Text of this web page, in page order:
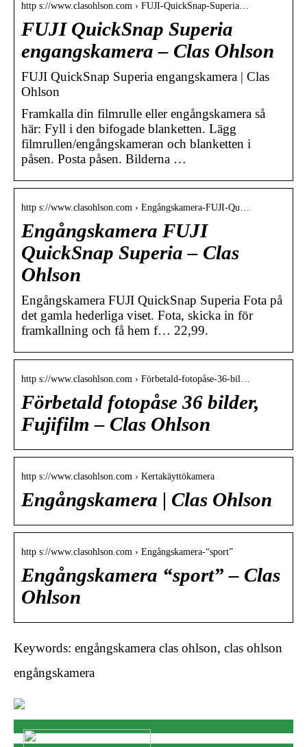
http s://www.clasohlson.com › FUJI-QuickSnap-Superia…
FUJI QuickSnap Superia
engangskamera – Clas Ohlson
FUJI QuickSnap Superia engangskamera | Clas
Ohlson
Framkalla din filmrulle eller engångskamera så
här: Fyll i den bifogade blanketten. Lägg
filmrullen/engångskameran och blanketten i
påsen. Posta påsen. Bilderna …
http s://www.clasohlson.com › Engångskamera-FUJI-Qu…
Engångskamera FUJI
QuickSnap Superia – Clas
Ohlson
Engångskamera FUJI QuickSnap Superia Fota på
det gamla hederliga viset. Fota, skicka in för
framkallning och få hem f… 22,99.
http s://www.clasohlson.com › Förbetald-fotopåse-36-bil…
Förbetald fotopåse 36 bilder,
Fujifilm – Clas Ohlson
http s://www.clasohlson.com › Kertakäyttökamera
Engångskamera | Clas Ohlson
http s://www.clasohlson.com › Engångskamera-“sport”
Engångskamera “sport” – Clas
Ohlson
Keywords: engångskamera clas ohlson, clas ohlson
engångskamera